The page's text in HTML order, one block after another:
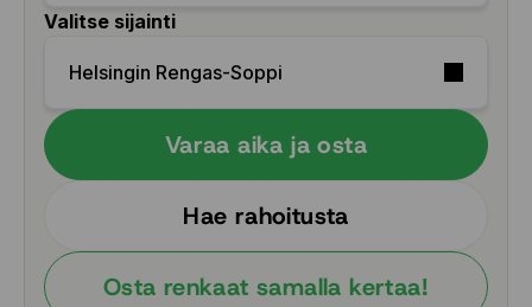
Valitse sijainti
Helsingin Rengas-Soppi
Varaa aika ja osta
Hae rahoitusta
Osta renkaat samalla kertaa!